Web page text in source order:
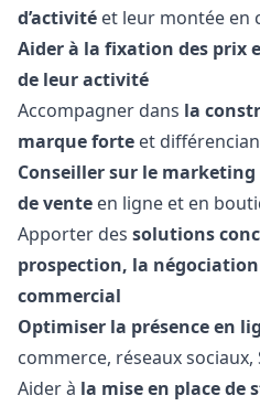
d’activité et leur montée en
Aider à la fixation des prix
de leur activité
Accompagner dans la
marque forte et
Conseiller sur le marketing
de vente en ligne et en
Apporter des solutions
prospection, la
commercial
Optimiser la présence en
commerce, réseaux
Aider à la mise en place de